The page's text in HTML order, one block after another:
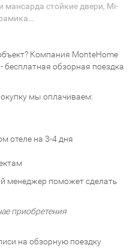
мансарда стойкие двери, Mi-
Компания MonteHome
бесплатная обзорная поездка
мы оплачиваем:
отеле на 3-4 дня
менеджер поможет сделать
приобретения
на обзорную поездку